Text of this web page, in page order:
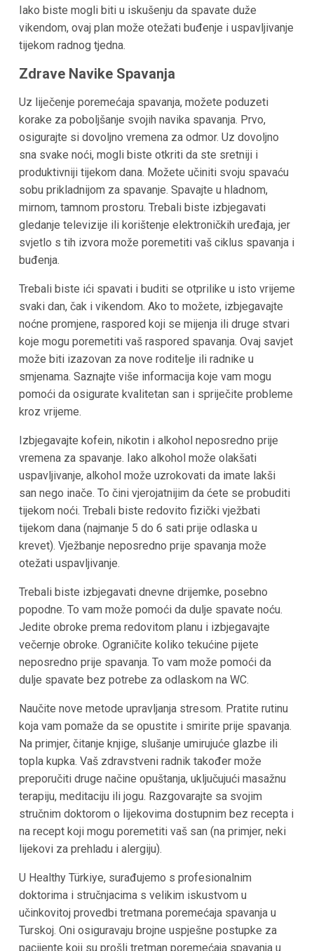
Iako biste mogli biti u iskušenju da spavate duže
vikendom, ovaj plan može otežati buđenje i uspavljivanje
tijekom radnog tjedna.
Zdrave Navike Spavanja
Uz liječenje poremećaja spavanja, možete poduzeti
korake za poboljšanje svojih navika spavanja. Prvo,
osigurajte si dovoljno vremena za odmor. Uz dovoljno
sna svake noći, mogli biste otkriti da ste sretniji i
produktivniji tijekom dana. Možete učiniti svoju spavaću
sobu prikladnijom za spavanje. Spavajte u hladnom,
mirnom, tamnom prostoru. Trebali biste izbjegavati
gledanje televizije ili korištenje elektroničkih uređaja, jer
svjetlo s tih izvora može poremetiti vaš ciklus spavanja i
buđenja.
Trebali biste ići spavati i buditi se otprilike u isto vrijeme
svaki dan, čak i vikendom. Ako to možete, izbjegavajte
noćne promjene, raspored koji se mijenja ili druge stvari
koje mogu poremetiti vaš raspored spavanja. Ovaj savjet
može biti izazovan za nove roditelje ili radnike u
smjenama. Saznajte više informacija koje vam mogu
pomoći da osigurate kvalitetan san i spriječite probleme
kroz vrijeme.
Izbjegavajte kofein, nikotin i alkohol neposredno prije
vremena za spavanje. Iako alkohol može olakšati
uspavljivanje, alkohol može uzrokovati da imate lakši
san nego inače. To čini vjerojatnijim da ćete se probuditi
tijekom noći. Trebali biste redovito fizički vježbati
tijekom dana (najmanje 5 do 6 sati prije odlaska u
krevet). Vježbanje neposredno prije spavanja može
otežati uspavljivanje.
Trebali biste izbjegavati dnevne drijemke, posebno
popodne. To vam može pomoći da dulje spavate noću.
Jedite obroke prema redovitom planu i izbjegavajte
večernje obroke. Ograničite koliko tekućine pijete
neposredno prije spavanja. To vam može pomoći da
dulje spavate bez potrebe za odlaskom na WC.
Naučite nove metode upravljanja stresom. Pratite rutinu
koja vam pomaže da se opustite i smirite prije spavanja.
Na primjer, čitanje knjige, slušanje umirujuće glazbe ili
topla kupka. Vaš zdravstveni radnik također može
preporučiti druge načine opuštanja, uključujući masažnu
terapiju, meditaciju ili jogu. Razgovarajte sa svojim
stručnim doktorom o lijekovima dostupnim bez recepta i
na recept koji mogu poremetiti vaš san (na primjer, neki
lijekovi za prehladu i alergiju).
U Healthy Türkiye, surađujemo s profesionalnim
doktorima i stručnjacima s velikim iskustvom u
učinkovitoj provedbi tretmana poremećaja spavanja u
Turskoj. Oni osiguravaju brojne uspješne postupke za
pacijente koji su prošli tretman poremećaja spavanja u